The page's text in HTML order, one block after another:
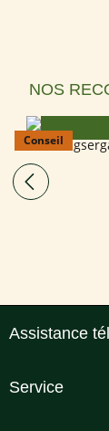
Ignorer la galerie
NOS
Conseil
Assistance
Service